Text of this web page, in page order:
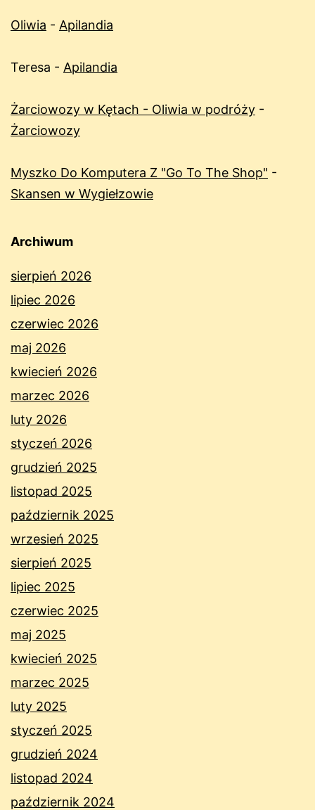
Oliwia - Apilandia
Teresa - Apilandia
Żarciowozy w Kętach - Oliwia w podróży -
Żarciowozy
Myszko Do Komputera Z "Go To The Shop" -
Skansen w Wygiełzowie
Archiwum
sierpień 2026
lipiec 2026
czerwiec 2026
maj 2026
kwiecień 2026
marzec 2026
luty 2026
styczeń 2026
grudzień 2025
listopad 2025
październik 2025
wrzesień 2025
sierpień 2025
lipiec 2025
czerwiec 2025
maj 2025
kwiecień 2025
marzec 2025
luty 2025
styczeń 2025
grudzień 2024
listopad 2024
październik 2024